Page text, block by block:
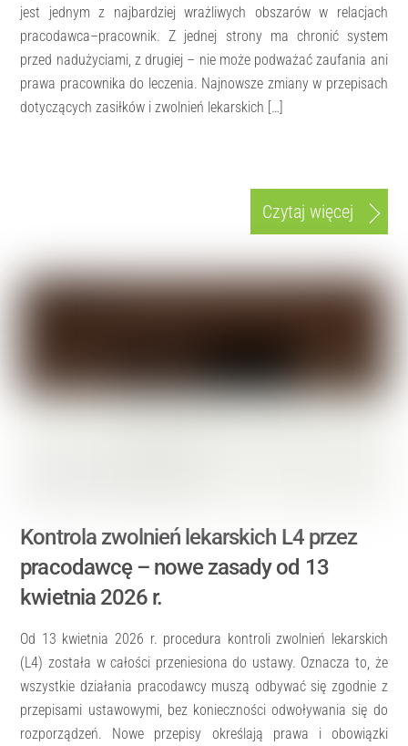
jest jednym z najbardziej wrażliwych obszarów w relacjach
pracodawca–pracownik. Z jednej strony ma chronić system
przed nadużyciami, z drugiej – nie może podważać zaufania ani
prawa pracownika do leczenia. Najnowsze zmiany w przepisach
dotyczących zasiłków i zwolnień lekarskich […]
Czytaj więcej
Kontrola zwolnień lekarskich L4 przez
pracodawcę – nowe zasady od 13
kwietnia 2026 r.
Od 13 kwietnia 2026 r. procedura kontroli zwolnień lekarskich
(L4) została w całości przeniesiona do ustawy. Oznacza to, że
wszystkie działania pracodawcy muszą odbywać się zgodnie z
przepisami ustawowymi, bez konieczności odwoływania się do
rozporządzeń. Nowe przepisy określają prawa i obowiązki